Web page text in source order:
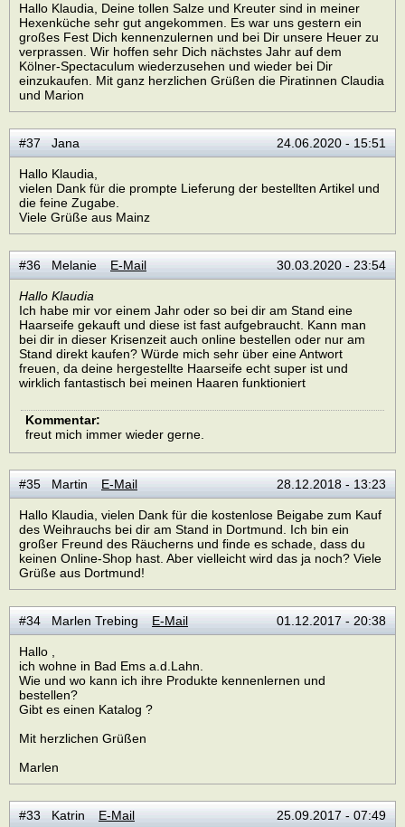
Hallo Klaudia, Deine tollen Salze und Kreuter sind in meiner
Hexenküche sehr gut angekommen. Es war uns gestern ein
großes Fest Dich kennenzulernen und bei Dir unsere Heuer zu
verprassen. Wir hoffen sehr Dich nächstes Jahr auf dem
Kölner-Spectaculum wiederzusehen und wieder bei Dir
einzukaufen. Mit ganz herzlichen Grüßen die Piratinnen Claudia
und Marion
#37 Jana 24.06.2020 - 15:51
Hallo Klaudia,
vielen Dank für die prompte Lieferung der bestellten Artikel und
die feine Zugabe.
Viele Grüße aus Mainz
#36 Melanie E-Mail 30.03.2020 - 23:54
Hallo Klaudia
Ich habe mir vor einem Jahr oder so bei dir am Stand eine
Haarseife gekauft und diese ist fast aufgebraucht. Kann man
bei dir in dieser Krisenzeit auch online bestellen oder nur am
Stand direkt kaufen? Würde mich sehr über eine Antwort
freuen, da deine hergestellte Haarseife echt super ist und
wirklich fantastisch bei meinen Haaren funktioniert
Kommentar:
freut mich immer wieder gerne.
#35 Martin E-Mail 28.12.2018 - 13:23
Hallo Klaudia, vielen Dank für die kostenlose Beigabe zum Kauf
des Weihrauchs bei dir am Stand in Dortmund. Ich bin ein
großer Freund des Räucherns und finde es schade, dass du
keinen Online-Shop hast. Aber vielleicht wird das ja noch? Viele
Grüße aus Dortmund!
#34 Marlen Trebing E-Mail 01.12.2017 - 20:38
Hallo ,
ich wohne in Bad Ems a.d.Lahn.
Wie und wo kann ich ihre Produkte kennenlernen und
bestellen?
Gibt es einen Katalog ?
Mit herzlichen Grüßen
Marlen
#33 Katrin E-Mail 25.09.2017 - 07:49